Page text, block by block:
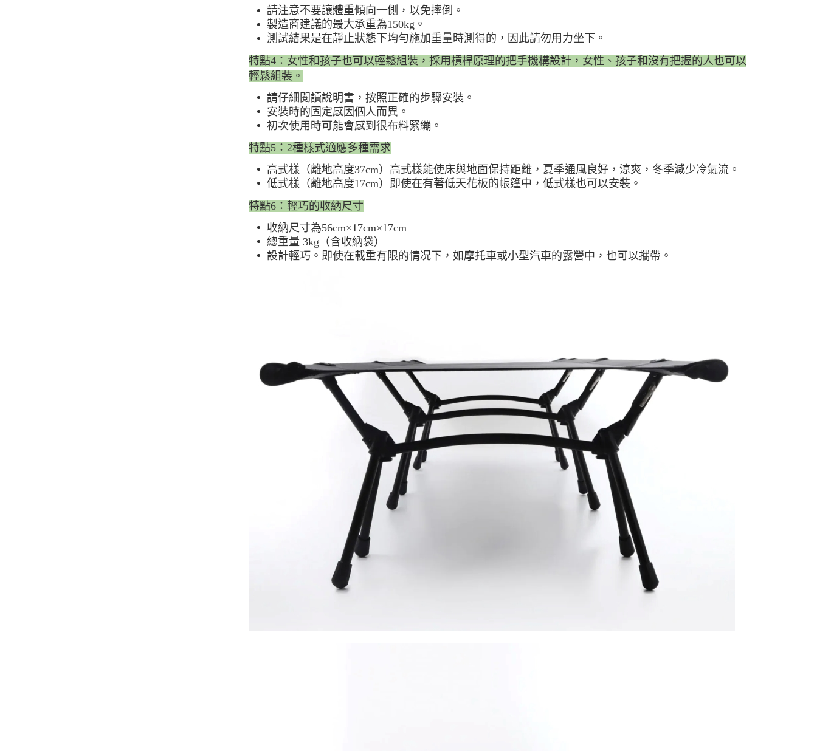
請注意不要讓體重傾向一側，以免摔倒。
製造商建議的最大承重為150kg。
測試結果是在靜止狀態下均勻施加重量時測得的，因此請勿用力坐下。
特點4：女性和孩子也可以輕鬆組裝，採用槓桿原理的把手機構設計，女性、孩子和沒有把握的人也可以
輕鬆組裝。
請仔細閱讀說明書，按照正確的步驟安裝。
安裝時的固定感因個人而異。
初次使用時可能會感到很布料緊繃。
特點5：2種樣式適應多種需求
高式樣（離地高度37cm）高式樣能使床與地面保持距離，夏季通風良好，涼爽，冬季減少冷氣流。
低式樣（離地高度17cm）即使在有著低天花板的帳篷中，低式樣也可以安裝。
特點6：輕巧的收納尺寸
收納尺寸為56cm×17cm×17cm
總重量 3kg（含收納袋）
設計輕巧。即使在載重有限的情况下，如摩托車或小型汽車的露營中，也可以攜帶。